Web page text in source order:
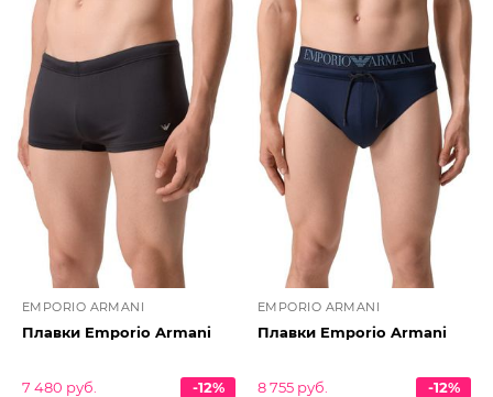
EMPORIO ARMANI
Плавки Emporio Armani
7 480 руб.
-12%
EMPORIO ARMANI
Плавки Emporio Armani
8 755 руб.
-12%